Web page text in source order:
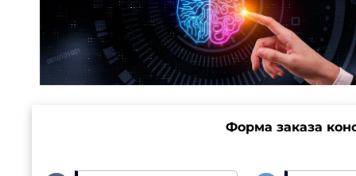
Форма заказа